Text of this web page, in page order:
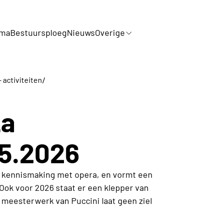
BestuursploegNieuwsOverige
activiteiten/
met opera, en vormt een
voor 2026 staat er een klepper van
van Puccini laat geen ziel